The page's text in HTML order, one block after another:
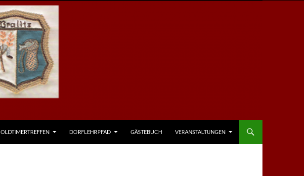
OLDTIMERTREFFEN DORFLEHRPFAD GÄSTEBUCH VERANSTALTUNGEN